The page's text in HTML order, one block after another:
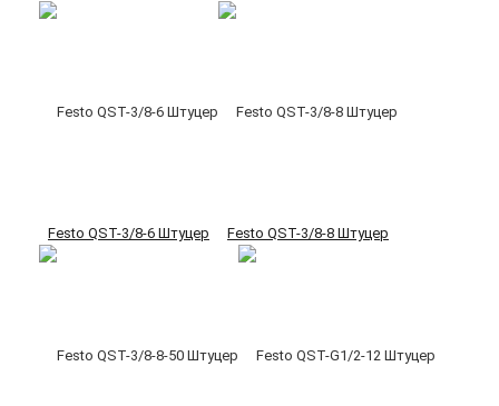
Festo QST-3/8-6 Штуцер Festo QST-3/8-8 Штуцер